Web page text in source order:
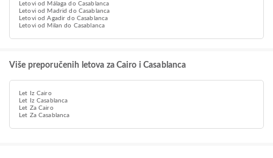
Letovi od Málaga do Casablanca
Letovi od Madrid do Casablanca
Letovi od Agadir do Casablanca
Letovi od Milan do Casablanca
Više preporučenih letova za Cairo i Casablanca
Let Iz Cairo
Let Iz Casablanca
Let Za Cairo
Let Za Casablanca